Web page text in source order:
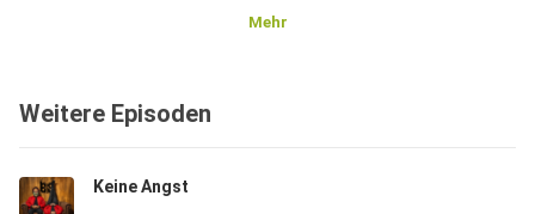
Mehr
Weitere Episoden
Keine Angst